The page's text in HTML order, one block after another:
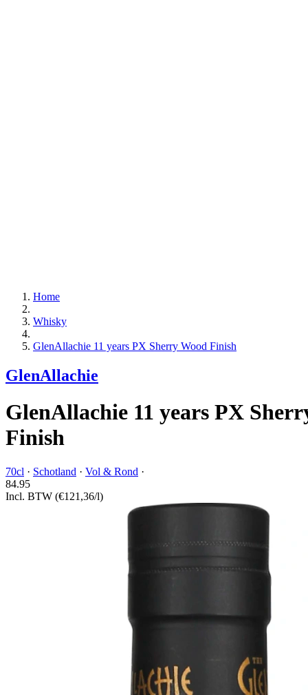
Home
Whisky
GlenAllachie 11 years PX Sherry Wood Finish
GlenAllachie
GlenAllachie 11 years PX
Finish
70cl · Schotland · Vol & Rond ·
84.95
Incl. BTW (€121,36/l)